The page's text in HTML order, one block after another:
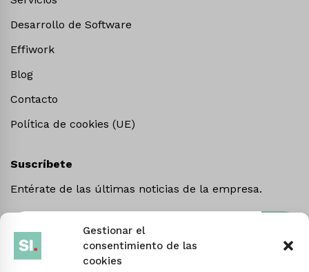
Gestionar el
consentimiento de las
cookies
Desarrollo de Software
Effiwork
Blog
Contacto
Política de cookies (UE)
Suscríbete
Entérate de las últimas noticias de la empresa.